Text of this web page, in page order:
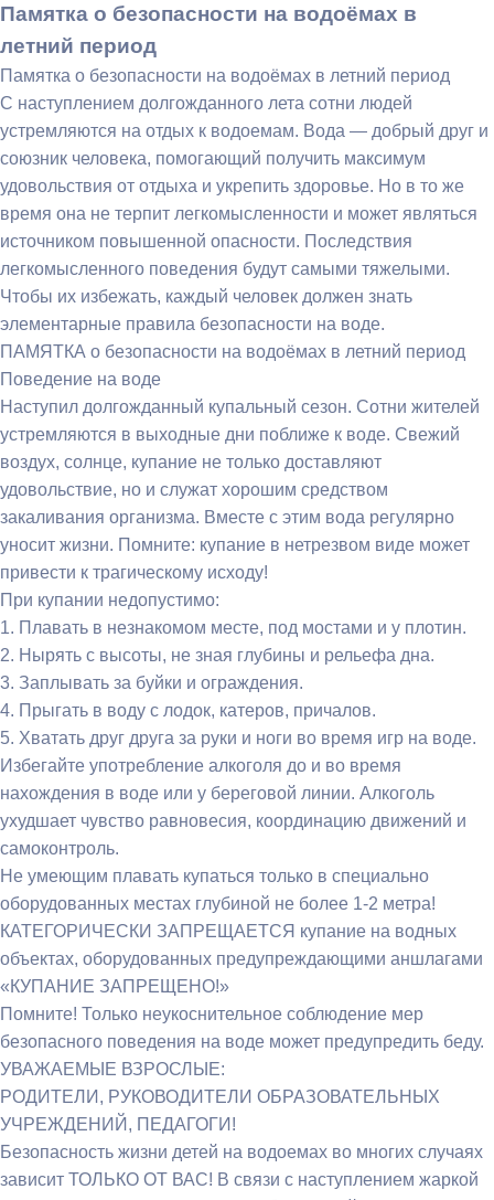
Памятка о безопасности на водоёмах в
летний период
Памятка о безопасности на водоёмах в летний период
С наступлением долгожданного лета сотни людей
устремляются на отдых к водоемам. Вода — добрый друг и
союзник человека, помогающий получить максимум
удовольствия от отдыха и укрепить здоровье. Но в то же
время она не терпит легкомысленности и может являться
источником повышенной опасности. Последствия
легкомысленного поведения будут самыми тяжелыми.
Чтобы их избежать, каждый человек должен знать
элементарные правила безопасности на воде.
ПАМЯТКА о безопасности на водоёмах в летний период
Поведение на воде
Наступил долгожданный купальный сезон. Сотни жителей
устремляются в выходные дни поближе к воде. Свежий
воздух, солнце, купание не только доставляют
удовольствие, но и служат хорошим средством
закаливания организма. Вместе с этим вода регулярно
уносит жизни. Помните: купание в нетрезвом виде может
привести к трагическому исходу!
При купании недопустимо:
1. Плавать в незнакомом месте, под мостами и у плотин.
2. Нырять с высоты, не зная глубины и рельефа дна.
3. Заплывать за буйки и ограждения.
4. Прыгать в воду с лодок, катеров, причалов.
5. Хватать друг друга за руки и ноги во время игр на воде.
Избегайте употребление алкоголя до и во время
нахождения в воде или у береговой линии. Алкоголь
ухудшает чувство равновесия, координацию движений и
самоконтроль.
Не умеющим плавать купаться только в специально
оборудованных местах глубиной не более 1-2 метра!
КАТЕГОРИЧЕСКИ ЗАПРЕЩАЕТСЯ купание на водных
объектах, оборудованных предупреждающими аншлагами
«КУПАНИЕ ЗАПРЕЩЕНО!»
Помните! Только неукоснительное соблюдение мер
безопасного поведения на воде может предупредить беду.
УВАЖАЕМЫЕ ВЗРОСЛЫЕ:
РОДИТЕЛИ, РУКОВОДИТЕЛИ ОБРАЗОВАТЕЛЬНЫХ
УЧРЕЖДЕНИЙ, ПЕДАГОГИ!
Безопасность жизни детей на водоемах во многих случаях
зависит ТОЛЬКО ОТ ВАС! В связи с наступлением жаркой